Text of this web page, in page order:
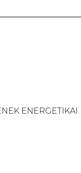
ENERGETIKAI